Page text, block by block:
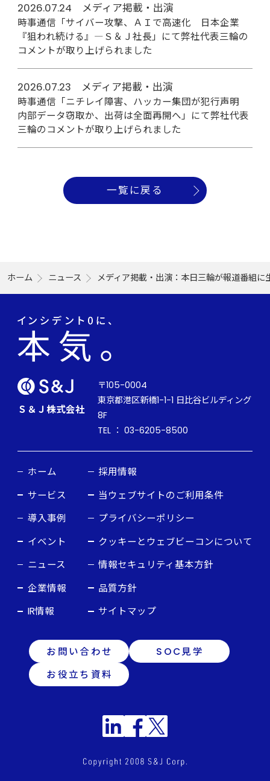
2026.07.24 メディア掲載・出演
時事通信「サイバー攻撃、ＡＩで高速化 日本企業
『狙われ続ける』―Ｓ＆Ｊ社長」にて弊社代表三輪の
コメントが取り上げられました
2026.07.23 メディア掲載・出演
時事通信「ニチレイ障害、ハッカー集団が犯行声明
内部データ窃取か、出荷は全面再開へ」にて弊社代表
三輪のコメントが取り上げられました
一覧に戻る
ホーム ニュース メディア掲載・出演：本日三輪が報道番組に
Ｓ＆Ｊ株式会社
〒105-0004
東京都港区新橋1-1-1 日比谷ビルディング
8F
TEL ： 03-6205-8500
ホーム
サービス
導入事例
イベント
ニュース
企業情報
IR情報
採用情報
当ウェブサイトのご利用条件
プライバシーポリシー
クッキーとウェブビーコンについて
情報セキュリティ基本方針
品質方針
サイトマップ
お問い合わせ
SOC見学
お役立ち資料